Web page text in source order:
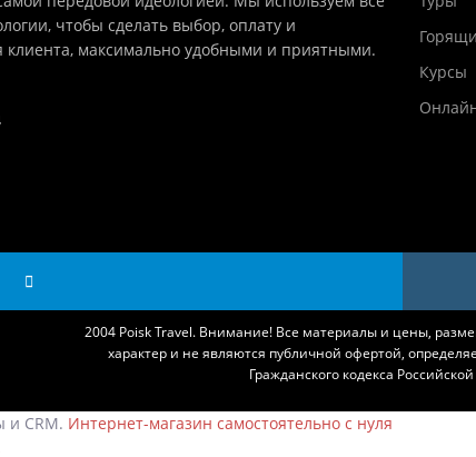
чтобы сделать выбор, оплату и
клиента, максимально удобными и приятными.
Курсы
2004 Poisk Travel. Внимание! Все материалы и цены,
характер и не являются публичной офертой,
Гражданского кодекса
CRM. Интернет-магазин самостоятельно с нуля